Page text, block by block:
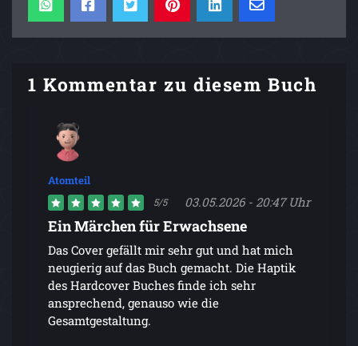
1 Kommentar zu diesem Buch
Atomteil
5/5 03.05.2026 - 20:47 Uhr
Ein Märchen für Erwachsene
Das Cover gefällt mir sehr gut und hat mich
neugierig auf das Buch gemacht. Die Haptik
des Hardcover Buches finde ich sehr
ansprechend, genauso wie die
Gesamtgestaltung.